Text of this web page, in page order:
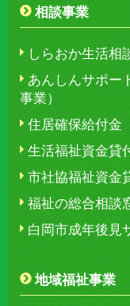
相談事業
しらおか生活相
あんしんサポー
事業）
住居確保給付金
生活福祉資金貸
市社協福祉資金
福祉の総合相談
白岡市成年後見
地域福祉事業